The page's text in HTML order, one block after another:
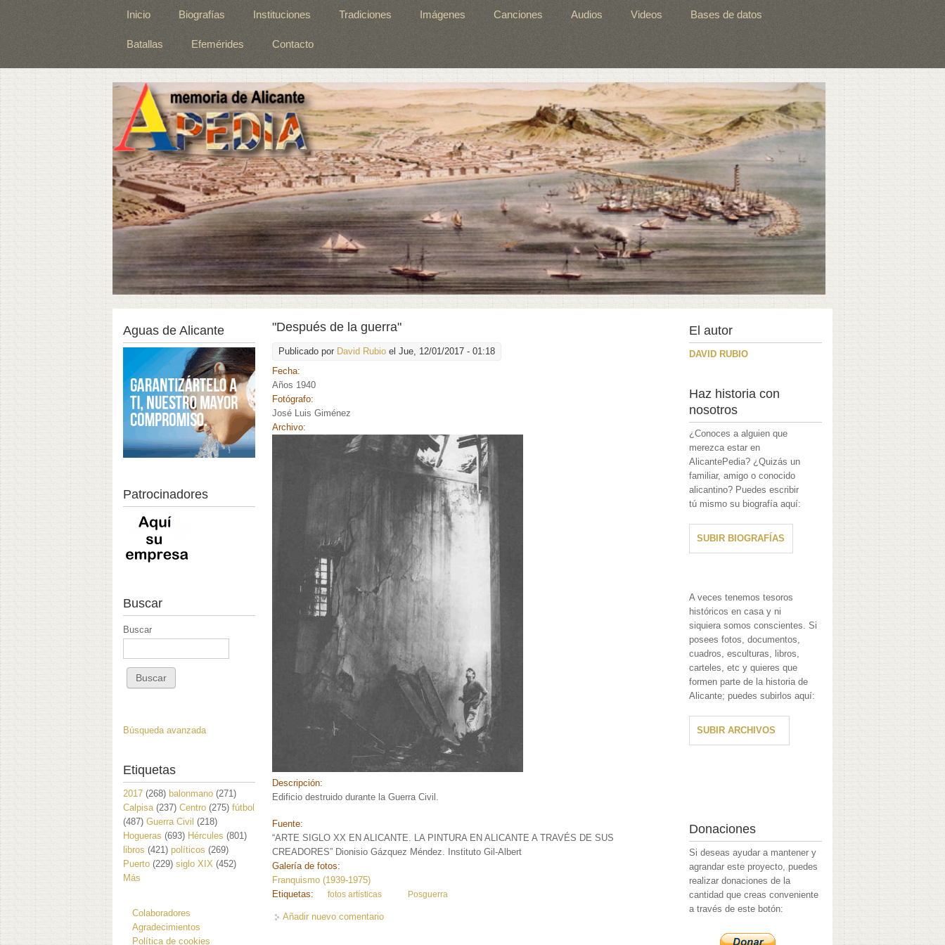
Inicio Biografías Instituciones Tradiciones Imágenes Canciones Audios Videos Bases de datos
Batallas Efemérides Contacto
"Después de la guerra"
Publicado por David Rubio el Jue, 12/01/2017 - 01:18
Fecha:
Años 1940
Fotógrafo:
José Luis Giménez
Archivo:
Descripción:
Edificio destruido durante la Guerra Civil.
Fuente:
“ARTE SIGLO XX EN ALICANTE. LA PINTURA EN ALICANTE A TRAVÉS DE SUS
CREADORES” Dionisio Gázquez Méndez. Instituto Gil-Albert
Galería de fotos:
Franquismo (1939-1975)
Etiquetas:
fotos artísticas Posguerra
Añadir nuevo comentario
Aguas de Alicante
Patrocinadores
Buscar
Buscar
Búsqueda avanzada
Etiquetas
2017 (268) balonmano (271)
Calpisa (237) Centro (275) fútbol
(487) Guerra Civil (218)
Hogueras (693) Hércules (801)
libros (421) políticos (269)
Puerto (229) siglo XIX (452)
Más
Colaboradores
Agradecimientos
Política de cookies
El autor
DAVID RUBIO
Haz historia con
nosotros
¿Conoces a alguien que
merezca estar en
AlicantePedia? ¿Quizás un
familiar, amigo o conocido
alicantino? Puedes escribir
tú mismo su biografía aquí:
SUBIR BIOGRAFÍAS
A veces tenemos tesoros
históricos en casa y ni
siquiera somos conscientes. Si
posees fotos, documentos,
cuadros, esculturas, libros,
carteles, etc y quieres que
formen parte de la historia de
Alicante; puedes subirlos aquí:
SUBIR ARCHIVOS
Donaciones
Si deseas ayudar a mantener y
agrandar este proyecto, puedes
realizar donaciones de la
cantidad que creas conveniente
a través de este botón: